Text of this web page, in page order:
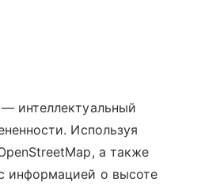
интеллектуальный
Используя
а также
информацией о высоте